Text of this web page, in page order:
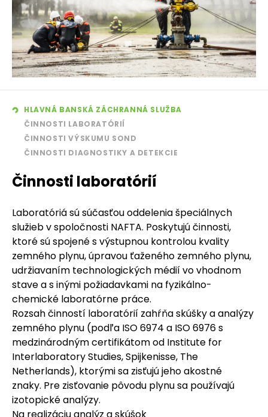
HLAVNÁ BANSKÁ ZÁCHRANNÁ SLUŽBA
ČINNOSTI LABORATÓRIÍ
ČINNOSTI VÝSKUMU SOND
ČINNOSTI DIAGNOSTIKY A DETEKCIE
Činnosti laboratórií
Laboratóriá sú súčasťou oddelenia špeciálnych
služieb v spoločnosti NAFTA. Poskytujú činnosti,
ktoré sú spojené s výstupnou kontrolou kvality
zemného plynu, úpravou ťaženého zemného plynu,
udržiavaním technologických médií vo vhodnom
stave a s inými požiadavkami na fyzikálno-
chemické laboratórne práce.
Rozsah činností laboratórií zahŕňa skúšky a analýzy
zemného plynu (podľa ISO 6974 a ISO 6976 s
medzinárodným certifikátom od Institute for
Interlaboratory Studies, Spijkenisse, The
Netherlands), ktorými sa zisťujú jeho akostné
znaky. Pre zisťovanie pôvodu plynu sa používajú
izotopické analýzy.
Na realizáciu analýz a skúšok